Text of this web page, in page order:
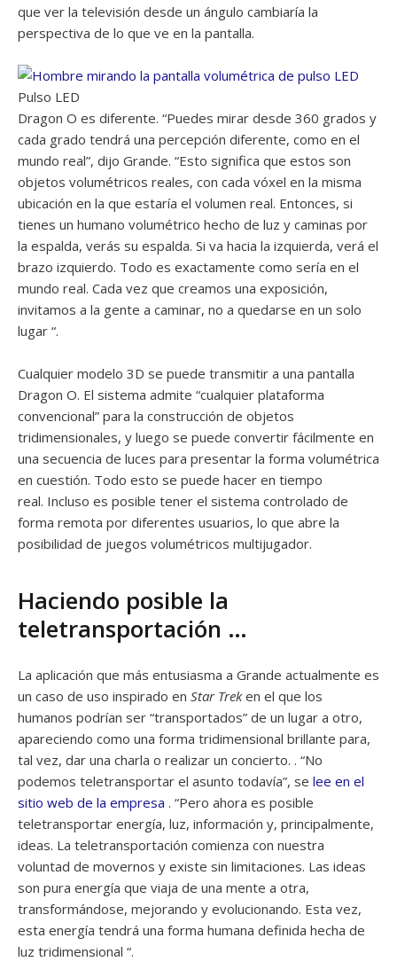
que ver la televisión desde un ángulo cambiaría la
perspectiva de lo que ve en la pantalla.
Pulso LED
Dragon O es diferente. “Puedes mirar desde 360 ​​grados y
cada grado tendrá una percepción diferente, como en el
mundo real”, dijo Grande. “Esto significa que estos son
objetos volumétricos reales, con cada vóxel en la misma
ubicación en la que estaría el volumen real. Entonces, si
tienes un humano volumétrico hecho de luz y caminas por
la espalda, verás su espalda. Si va hacia la izquierda, verá el
brazo izquierdo. Todo es exactamente como sería en el
mundo real. Cada vez que creamos una exposición,
invitamos a la gente a caminar, no a quedarse en un solo
lugar “.
Cualquier modelo 3D se puede transmitir a una pantalla
Dragon O. El sistema admite “cualquier plataforma
convencional” para la construcción de objetos
tridimensionales, y luego se puede convertir fácilmente en
una secuencia de luces para presentar la forma volumétrica
en cuestión. Todo esto se puede hacer en tiempo
real. Incluso es posible tener el sistema controlado de
forma remota por diferentes usuarios, lo que abre la
posibilidad de juegos volumétricos multijugador.
Haciendo posible la
teletransportación …
La aplicación que más entusiasma a Grande actualmente es
un caso de uso inspirado en Star Treken el que los
humanos podrían ser “transportados” de un lugar a otro,
apareciendo como una forma tridimensional brillante para,
tal vez, dar una charla o realizar un concierto. . “No
podemos teletransportar el asunto todavía”, se lee en el
sitio web de la empresa . “Pero ahora es posible
teletransportar energía, luz, información y, principalmente,
ideas. La teletransportación comienza con nuestra
voluntad de movernos y existe sin limitaciones. Las ideas
son pura energía que viaja de una mente a otra,
transformándose, mejorando y evolucionando. Esta vez,
esta energía tendrá una forma humana definida hecha de
luz tridimensional “.